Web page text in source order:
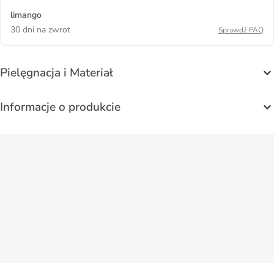
limango
30 dni na zwrot
Sprawdź FAQ
Pielęgnacja i Materiał
Informacje o produkcie